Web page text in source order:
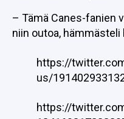
– Tämä Canes-fanien
niin outoa, hämmästeli
https://
us/
https://